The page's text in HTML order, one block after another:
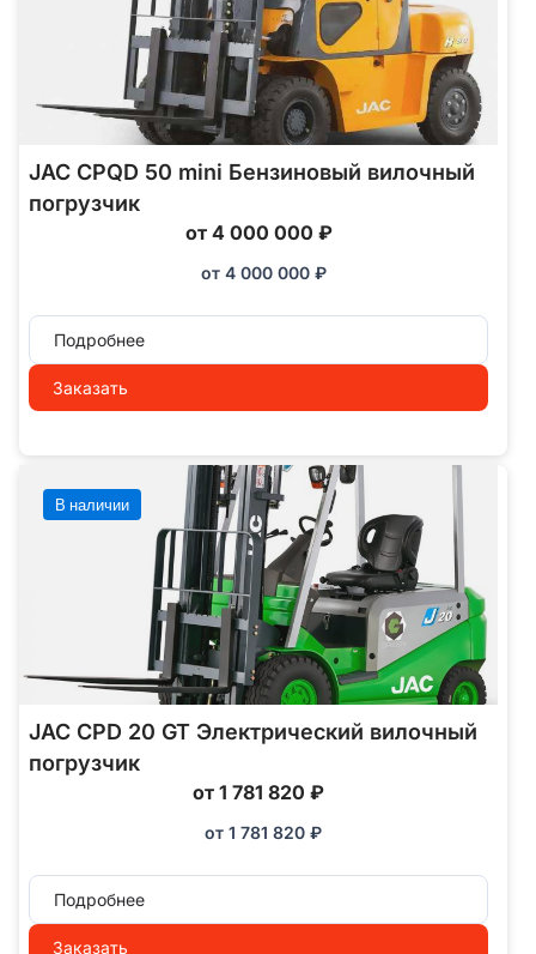
JAC CPQD 50 mini Бензиновый вилочный
погрузчик
от 4 000 000 ₽
от 4 000 000 ₽
Подробнее
Заказать
В наличии
JAC CPD 20 GT Электрический вилочный
погрузчик
от 1 781 820 ₽
от 1 781 820 ₽
Подробнее
Заказать